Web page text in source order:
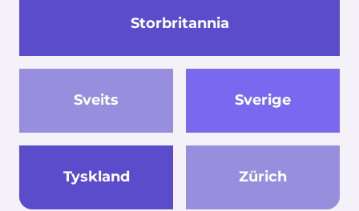
Storbritannia
Sveits Sverige
Tyskland Zürich